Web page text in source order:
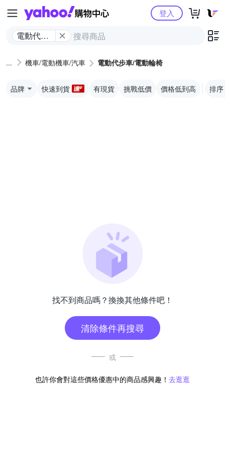
Yahoo購物中心
電動代步
椅
登入
機車/電動機車/汽車 電動代步車/電動輪椅
品牌 快速到貨 有現貨 挑戰低價 價格低到高 排序
找不到商品嗎？換換其他條件吧！
清除條件再搜尋
或
也許你會對這些價格優惠中的商品感興趣！ 去逛逛